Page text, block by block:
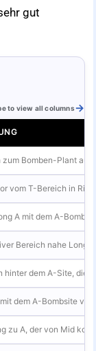
gut
to view all columns
zum Bomben-Plant auf
vom T-Bereich in
A mit dem A-
Bereich nahe Long
hinter dem A-Site, die
dem A-Bombsite
zu A, der von Mid